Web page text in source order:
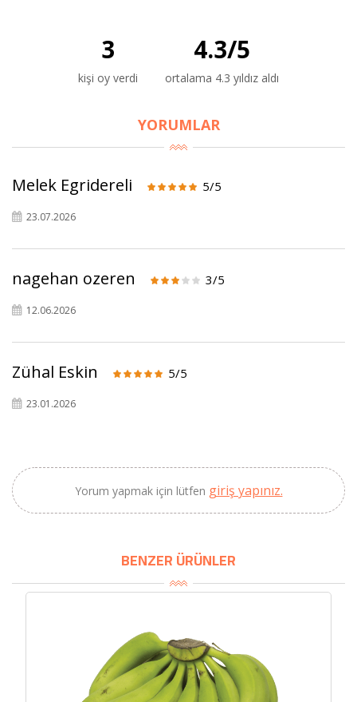
3
kişi oy verdi
4.3/5
ortalama 4.3 yıldız aldı
YORUMLAR
Melek Egridereli 5/5
23.07.2026
nagehan ozeren 3/5
12.06.2026
Zühal Eskin 5/5
23.01.2026
Yorum yapmak için lütfen giriş yapınız.
BENZER ÜRÜNLER
Kaan Olgun Hasat
Zeytinyağı (5lt, Soğuk
SEPETE EKLE